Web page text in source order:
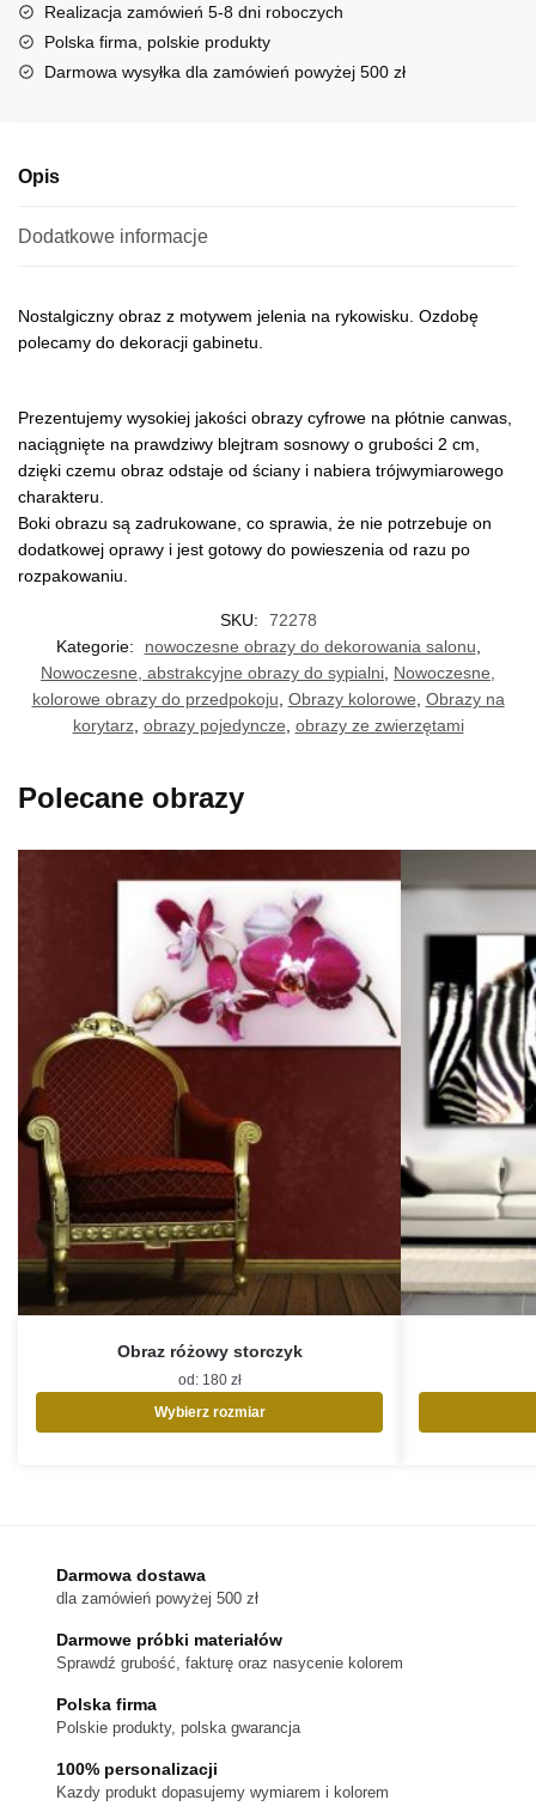
Realizacja zamówień 5-8 dni roboczych
Polska firma, polskie produkty
Darmowa wysyłka dla zamówień powyżej 500 zł
Opis
Dodatkowe informacje
Nostalgiczny obraz z motywem jelenia na rykowisku. Ozdobę
polecamy do dekoracji gabinetu.
Prezentujemy wysokiej jakości obrazy cyfrowe na płótnie canwas,
naciągnięte na prawdziwy blejtram sosnowy o grubości 2 cm,
dzięki czemu obraz odstaje od ściany i nabiera trójwymiarowego
charakteru.
Boki obrazu są zadrukowane, co sprawia, że nie potrzebuje on
dodatkowej oprawy i jest gotowy do powieszenia od razu po
rozpakowaniu.
SKU:
72278
Kategorie:
nowoczesne obrazy do dekorowania salonu
Nowoczesne, abstrakcyjne obrazy do sypialni Nowoczesne,
kolorowe obrazy do przedpokoju Obrazy kolorowe Obrazy na
korytarz, obrazy pojedyncze obrazy ze zwierzętami
Polecane obrazy
Obraz różowy storczyk
od: 180 zł
Wybierz rozmiar
wybrać
stronie
produktu
Darmowa dostawa
dla zamówień powyżej 500 zł
Darmowe próbki materiałów
Sprawdź grubość, fakturę oraz nasycenie kolorem
Polska firma
Polskie produkty, polska gwarancja
100% personalizacji
Kazdy produkt dopasujemy wymiarem i kolorem